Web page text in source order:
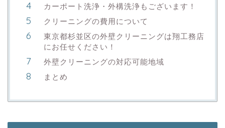
カーポート洗浄・外構洗浄もございます！
クリーニングの費用について
東京都杉並区の外壁クリーニングは翔工務店
にお任せください！
外壁クリーニングの対応可能地域
まとめ